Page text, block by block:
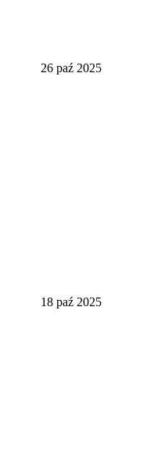
26 paź 2025
18 paź 2025